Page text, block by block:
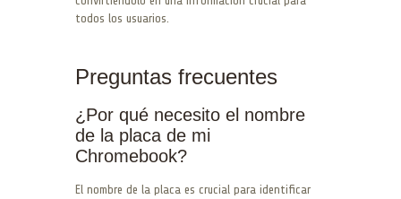
todos los usuarios.
Preguntas frecuentes
¿Por qué necesito el nombre
de la placa de mi
Chromebook?
El nombre de la placa es crucial para identificar